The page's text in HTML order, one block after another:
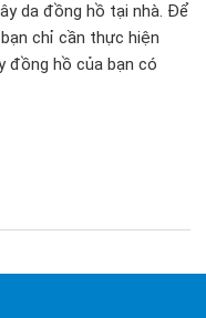
da đồng hồ tại nhà. Để
chỉ cần thực hiện
đồng hồ của bạn có